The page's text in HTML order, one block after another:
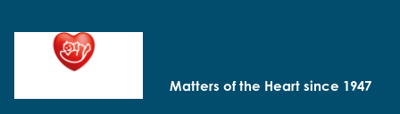
Matters of the Heart since 1947